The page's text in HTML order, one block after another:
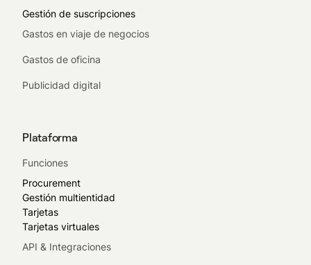
Gestión de suscripciones
Gastos en viaje de negocios
Gastos de oficina
Publicidad digital
Plataforma
Funciones
Procurement
Gestión multientidad
Tarjetas
Tarjetas virtuales
API & Integraciones